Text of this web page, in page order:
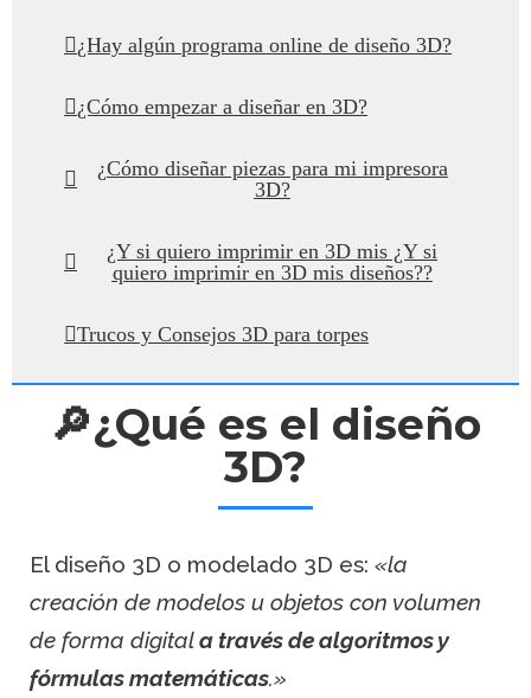
¿Hay algún programa online de diseño 3D?
¿Cómo empezar a diseñar en 3D?
¿Cómo diseñar piezas para mi impresora
3D?
¿Y si quiero imprimir en 3D mis ¿Y si
quiero imprimir en 3D mis diseños??
Trucos y Consejos 3D para torpes
🔎¿Qué es el diseño
3D?
El diseño 3D o modelado 3D es: «la
creación de modelos u objetos con volumen
de forma digitala través de algoritmos y
fórmulas matemáticas.»